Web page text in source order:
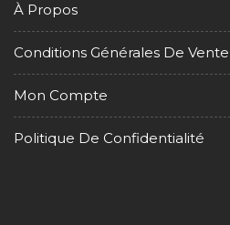
À Propos
Conditions Générales De Vente
Mon Compte
Politique De Confidentialité